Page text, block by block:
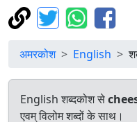
अमरकोश English
English शब्दकोश से
एवम् विलोम शब्दों के साथ।